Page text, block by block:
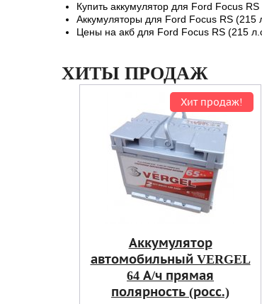
Купить аккумулятор для Ford Focus
Аккумуляторы для Ford Focus RS (215
Цены на акб для Ford Focus RS (215
ХИТЫ ПРОДАЖ
Хит продаж!
Аккумулятор
автомобильный VERGEL
64 А/ч прямая
полярность (росс.)